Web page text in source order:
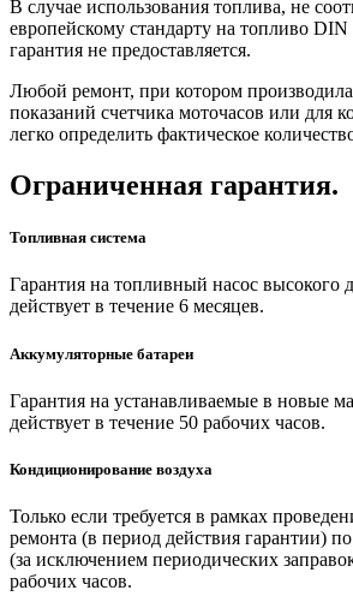
В случае использования топлива, не
европейскому стандарту на топливо
гарантия не предоставляется.
Любой ремонт, при котором
показаний счетчика моточасов или для
легко определить фактическое
Ограниченная гарантия.
Топливная система
Гарантия на топливный насос высокого
действует в течение 6 месяцев.
Аккумуляторные батареи
Гарантия на устанавливаемые в новые
действует в течение 50 рабочих часов.
Кондиционирование воздуха
Только если требуется в рамках
ремонта (в период действия гарантии)
(за исключением периодических
рабочих часов.